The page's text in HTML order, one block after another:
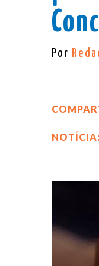
Por
NOTÍCIA: